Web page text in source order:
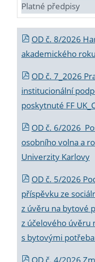
Platné předpisy
OD č. 8/2026
akademického
OD č. 7_2026
institucionální
poskytnuté FF
OD č. 6/2026
osobního volna a
Univerzity Karlovy
OD č. 5/2026
příspěvku ze
z úvěru na bytové
z účelového úvěru
s bytovými